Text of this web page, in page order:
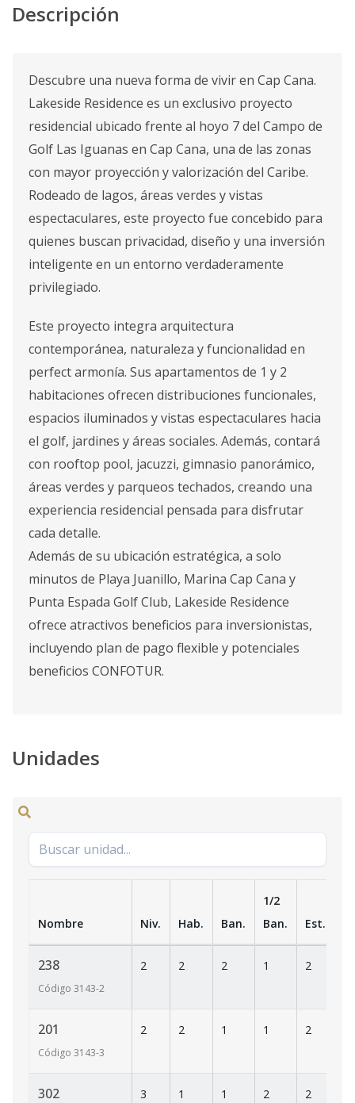
Descripción
Descubre una nueva forma de vivir en Cap Cana.
Lakeside Residence es un exclusivo proyecto
residencial ubicado frente al hoyo 7 del Campo de
Golf Las Iguanas en Cap Cana, una de las zonas
con mayor proyección y valorización del Caribe.
Rodeado de lagos, áreas verdes y vistas
espectaculares, este proyecto fue concebido para
quienes buscan privacidad, diseño y una inversión
inteligente en un entorno verdaderamente
privilegiado.
Este proyecto integra arquitectura
contemporánea, naturaleza y funcionalidad en
perfect armonía. Sus apartamentos de 1 y 2
habitaciones ofrecen distribuciones funcionales,
espacios iluminados y vistas espectaculares hacia
el golf, jardines y áreas sociales. Además, contará
con rooftop pool, jacuzzi, gimnasio panorámico,
áreas verdes y parqueos techados, creando una
experiencia residencial pensada para disfrutar
cada detalle.
Además de su ubicación estratégica, a solo
minutos de Playa Juanillo, Marina Cap Cana y
Punta Espada Golf Club, Lakeside Residence
ofrece atractivos beneficios para inversionistas,
incluyendo plan de pago flexible y potenciales
beneficios CONFOTUR.
Unidades
Nombre Niv. Hab. Ban.
1/2
Ban.
Est.
238
Código 3143-2
2 2 2 1 2
201
Código 3143-3
2 2 1 1 2
302 3 1 1 2 2